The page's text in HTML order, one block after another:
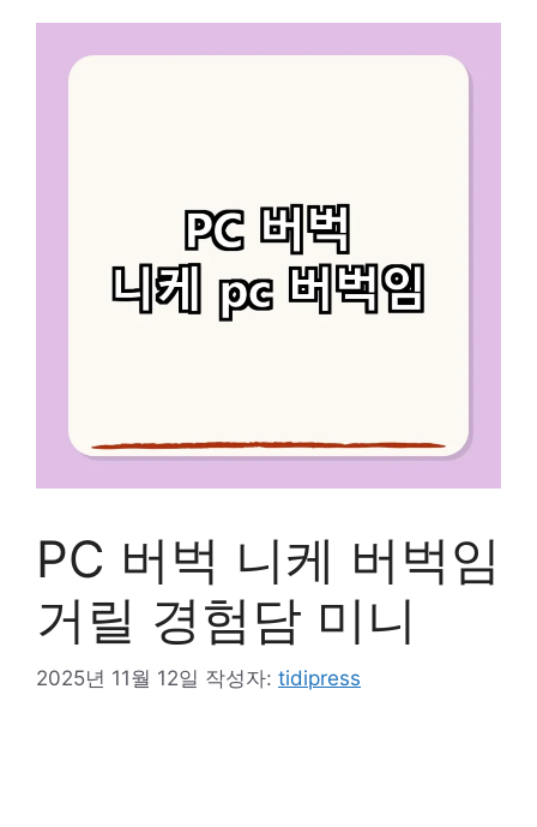
PC 버벅 니케 버벅임
거릴 경험담 미니
2025년 11월 12일 작성자: tidipress